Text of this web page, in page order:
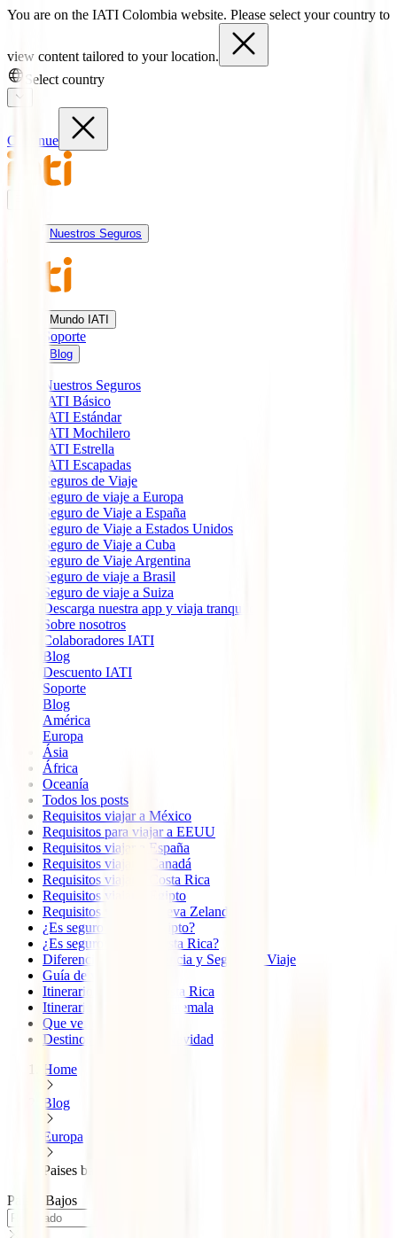
You are on the IATI Colombia website. Please select your country to
view content tailored to your location.
Select country
Continue
Nuestros Seguros
Mundo IATI
Soporte
Blog
Nuestros Seguros
IATI Básico
IATI Estándar
IATI Mochilero
IATI Estrella
IATI Escapadas
Seguros de Viaje
Seguro de viaje a Europa
Seguro de Viaje a España
Seguro de Viaje a Estados Unidos
Seguro de Viaje a Cuba
Seguro de Viaje Argentina
Seguro de viaje a Brasil
Seguro de viaje a Suiza
Descarga nuestra app y viaja tranquilo
Sobre nosotros
Colaboradores IATI
Blog
Descuento IATI
Soporte
Blog
América
Europa
Ásia
África
Oceanía
Todos los posts
Requisitos viajar a México
Requisitos para viajar a EEUU
Requisitos viajar a España
Requisitos viajar a Canadá
Requisitos viajar a Costa Rica
Requisitos viajar a Egipto
Requisitos viajar a Nueva Zelanda
¿Es seguro viajar a Egipto?
¿Es seguro viajar a Costa Rica?
Diferencia entre Asistencia y Seguro de Viaje
Guía de viaje a Perú
Itinerario de viaje a Costa Rica
Itinerario de viaje a Guatemala
Que ver en Oaxaca
Destinos baratos para Navidad
Home
Blog
Europa
Paises bajos
Países Bajos